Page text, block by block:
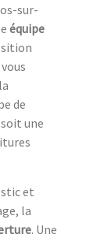
sur-
équipe
de
une
et
la
. Une